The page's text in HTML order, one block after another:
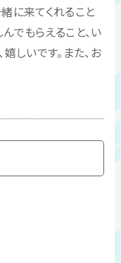
に来てくれること
でもらえること、い
しいです。また、お